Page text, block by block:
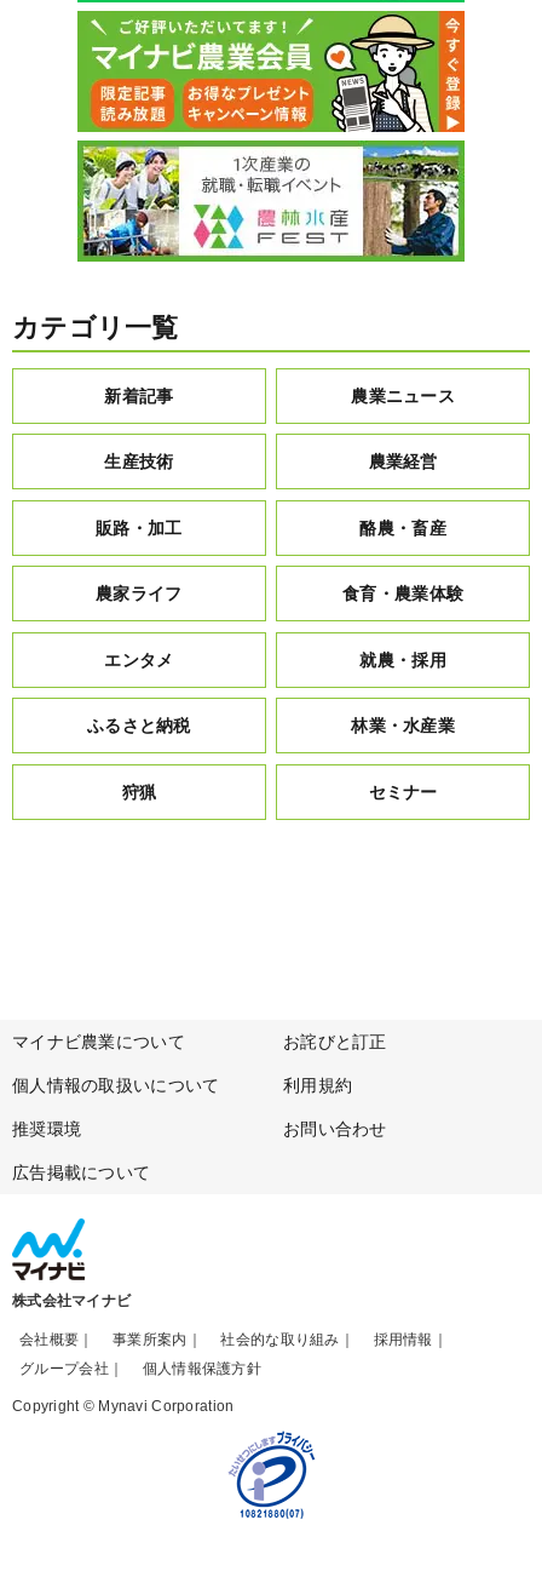
カテゴリ一覧
新着記事 農業ニュース
生産技術 農業経営
販路・加工 酪農・畜産
農家ライフ 食育・農業体験
エンタメ 就農・採用
ふるさと納税 林業・水産業
狩猟 セミナー
マイナビ農業について お詫びと訂正
個人情報の取扱いについて 利用規約
推奨環境 お問い合わせ
広告掲載について
株式会社マイナビ
会社概要 事業所案内 社会的な取り組み
採用情報
グループ会社
個人情報保護方針
Copyright © Mynavi Corporation